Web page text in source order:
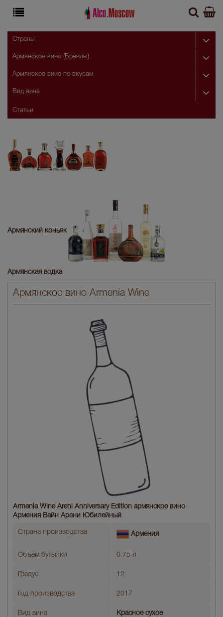
Армянское вино Armenia Wine
Armenia Wine Areni Anniversary Edition армянское вино
Армения Вайн Арени Юбилейный
Страна производства Армения
Объем бутылки 0.75 л
Градус 12
Год производства 2017
Вид вина Красное сухое
Страны
Армянское вино (Бренды)
Армянское вино по вкусам
Вид вина
Статьи
Армянский коньяк
Армянская водка